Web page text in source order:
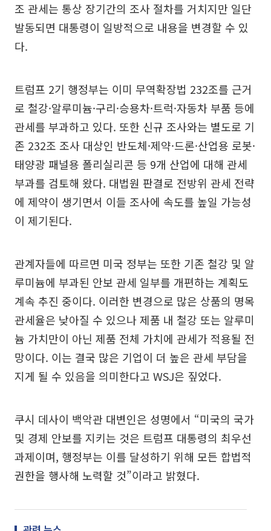
조 관세는 통상 장기간의 조사 절차를 거치지만 일단
발동되면 대통령이 일방적으로 내용을 변경할 수 있
다.
트럼프 2기 행정부는 이미 무역확장법 232조를 근거
로 철강·알루미늄·구리·승용차·트럭·자동차 부품 등에
관세를 부과하고 있다. 또한 신규 조사와는 별도로 기
존 232조 조사 대상인 반도체·제약·드론·산업용 로봇·
태양광 패널용 폴리실리콘 등 9개 산업에 대해 관세
부과를 검토해 왔다. 대법원 판결로 전방위 관세 전략
에 제약이 생기면서 이들 조사에 속도를 높일 가능성
이 제기된다.
관계자들에 따르면 미국 정부는 또한 기존 철강 및 알
루미늄에 부과된 안보 관세 일부를 개편하는 계획도
계속 추진 중이다. 이러한 변경으로 많은 상품의 명목
관세율은 낮아질 수 있으나 제품 내 철강 또는 알루미
늄 가치만이 아닌 제품 전체 가치에 관세가 적용될 전
망이다. 이는 결국 많은 기업이 더 높은 관세 부담을
지게 될 수 있음을 의미한다고 WSJ은 짚었다.
쿠시 데사이 백악관 대변인은 성명에서 “미국의 국가
및 경제 안보를 지키는 것은 트럼프 대통령의 최우선
과제이며, 행정부는 이를 달성하기 위해 모든 합법적
권한을 행사해 노력할 것”이라고 밝혔다.